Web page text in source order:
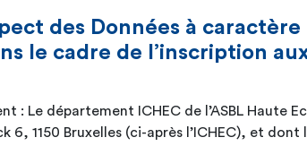
des Données à
le cadre de l’inscription
: Le département ICHEC de l’ASBL Haute
6, 1150 Bruxelles (ci-après l’ICHEC), et